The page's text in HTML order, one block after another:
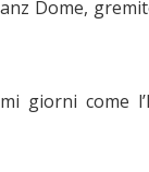
Dome,
giorni come